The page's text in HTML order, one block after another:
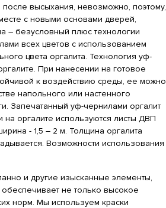
высыхания, невозможно, поэтому,
с новыми основами дверей,
– безусловный плюс технологии
всех цветов c использованием
цвета оргалита. Технология уф-
При нанесении на готовое
к воздействию среды, ее можно
напольного или настенного
Запечатанный уф-чернилами оргалит
на оргалите используются листы ДВП
- 1,5 – 2 м. Толщина оргалита
Возможности использования
и другие изысканные элементы,
не только высокое
норм. Мы используем краски